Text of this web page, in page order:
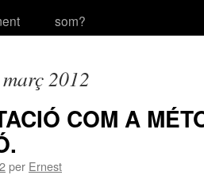
som?
2012
COM A
per Ernest